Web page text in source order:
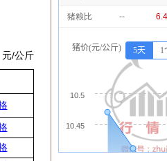
元/公斤
猪粮比 --